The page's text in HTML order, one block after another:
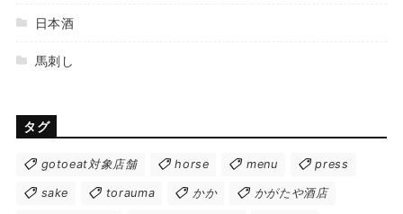
日本酒
馬刺し
タグ
gotoeat対象店舗 horse menu press
sake torauma かか かがたや酒店